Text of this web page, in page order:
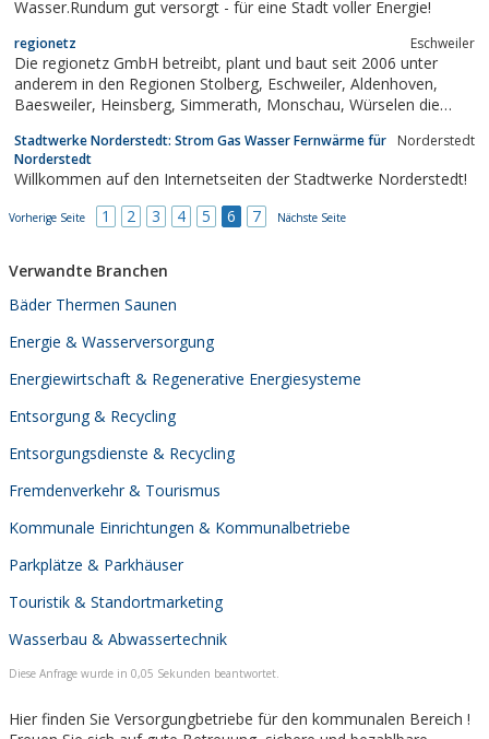
Wasser.Rundum gut versorgt - für eine Stadt voller Energie!
regionetz Eschweiler
Die regionetz GmbH betreibt, plant und baut seit 2006 unter
anderem in den Regionen Stolberg, Eschweiler, Aldenhoven,
Baesweiler, Heinsberg, Simmerath, Monschau, Würselen die
Stadtwerke Norderstedt: Strom Gas Wasser Fernwärme für
Norderstedt
Norderstedt
Willkommen auf den Internetseiten der Stadtwerke Norderstedt!
Vorherige Seite 1 2 3 4 5 6 7 Nächste Seite
Verwandte Branchen
Bäder Thermen Saunen
Energie & Wasserversorgung
Energiewirtschaft & Regenerative Energiesysteme
Entsorgung & Recycling
Entsorgungsdienste & Recycling
Fremdenverkehr & Tourismus
Kommunale Einrichtungen & Kommunalbetriebe
Parkplätze & Parkhäuser
Touristik & Standortmarketing
Wasserbau & Abwassertechnik
Diese Anfrage wurde in 0,05 Sekunden beantwortet.
Hier finden Sie Versorgungbetriebe für den kommunalen Bereich !